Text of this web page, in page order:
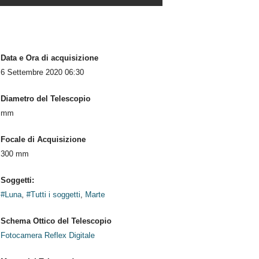
Data e Ora di acquisizione
6 Settembre 2020 06:30
Diametro del Telescopio
mm
Focale di Acquisizione
300 mm
Soggetti:
#Luna, #Tutti i soggetti, Marte
Schema Ottico del Telescopio
Fotocamera Reflex Digitale